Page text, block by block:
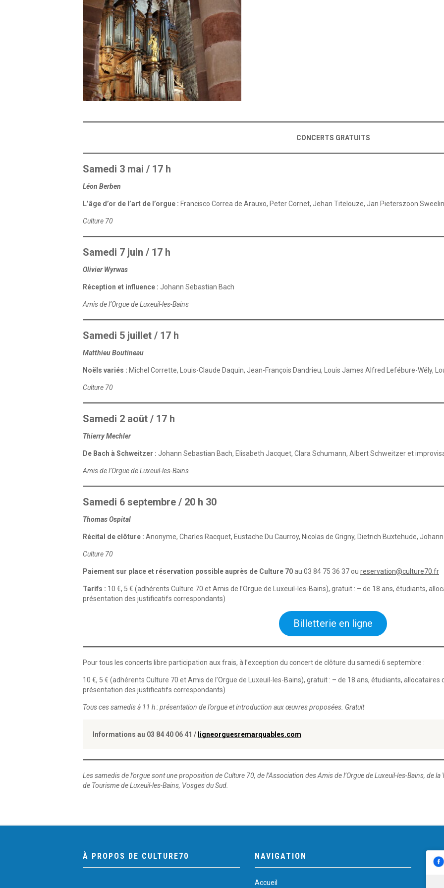
CONCERTS GRATUITS
Samedi 3 mai / 17 h
Léon Berben
L’âge d’or de l’art de l’orgue : Francisco Correa de Arauxo, Peter Cornet, Jehan Titelouze, Jan Pieterszoon
Culture 70
Samedi 7 juin / 17 h
Olivier Wyrwas
Réception et influence : Johann Sebastian Bach
Amis de l’Orgue de Luxeuil-les-Bains
Samedi 5 juillet / 17 h
Matthieu Boutineau
Noëls variés : Michel Corrette, Louis-Claude Daquin, Jean-François Dandrieu, Louis James Alfred Lefébure-Wély,
Culture 70
Samedi 2 août / 17 h
Thierry Mechler
De Bach à Schweitzer : Johann Sebastian Bach, Elisabeth Jacquet, Clara Schumann, Albert Schweitzer et
Amis de l’Orgue de Luxeuil-les-Bains
Samedi 6 septembre / 20 h 30
Thomas Ospital
Récital de clôture : Anonyme, Charles Racquet, Eustache Du Caurroy, Nicolas de Grigny, Dietrich Buxtehude,
Culture 70
Paiement sur place et réservation possible auprès de Culture 70au 03 84 75 36 37 ou reservation@culture70.fr
Tarifs : 10 €, 5 € (adhérents Culture 70 et Amis de l’Orgue de Luxeuil-les-Bains), gratuit : – de 18 ans, étudiants,
présentation des justificatifs correspondants)
Billetterie en ligne
Pour tous les concerts libre participation aux frais, à l’exception du concert de clôture du samedi 6 septembre :
10 €, 5 € (adhérents Culture 70 et Amis de l’Orgue de Luxeuil-les-Bains), gratuit : – de 18 ans, étudiants, allocataires
présentation des justificatifs correspondants)
Tous ces samedis à 11 h : présentation de l’orgue et introduction aux œuvres proposées. Gratuit
Informations au 03 84 40 06 41 / ligneorguesremarquables.com
Les samedis de l’orgue sont une proposition de Culture 70, de l’Association des Amis de l’Orgue de Luxeuil-les-Bains, de la
de Tourisme de Luxeuil-les-Bains, Vosges du Sud.
À PROPOS DE CULTURE70 NAVIGATION
Accueil